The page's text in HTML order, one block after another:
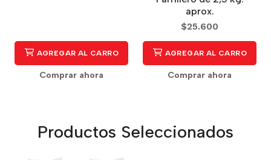
AGREGAR AL CARRO
Comprar ahora
aprox.
$25.600
AGREGAR AL CARRO
Comprar ahora
Productos Seleccionados